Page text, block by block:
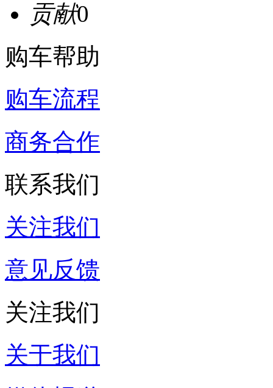
贡献0
购车帮助
购车流程
商务合作
联系我们
关注我们
意见反馈
关注我们
关于我们